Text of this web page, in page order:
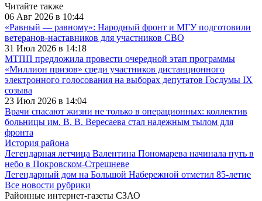
Читайте также
06 Авг 2026 в 10:44
«Равный — равному»: Народный фронт и МГУ подготовили
ветеранов-наставников для участников СВО
31 Июл 2026 в 14:18
МТПП предложила провести очередной этап программы
«Миллион призов» среди участников дистанционного
электронного голосования на выборах депутатов Госдумы IX
созыва
23 Июл 2026 в 14:04
Врачи спасают жизни не только в операционных: коллектив
больницы им. В. В. Вересаева стал надежным тылом для
фронта
История района
Легендарная летчица Валентина Пономарева начинала путь в
небо в Покровском-Стрешневе
Легендарный дом на Большой Набережной отметил 85-летие
Все новости рубрики
Районные интернет-газеты СЗАО